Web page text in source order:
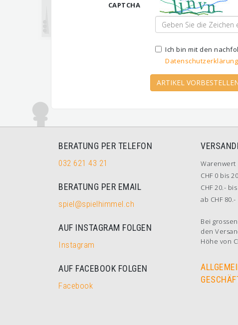
CAPTCHA
Ich bin mit den
Datenschutzerklärung
ARTIKEL
BERATUNG PER TELEFON
032 621 43 21
BERATUNG PER EMAIL
spiel@spielhimmel.ch
AUF INSTAGRAM FOLGEN
Instagram
AUF FACEBOOK FOLGEN
Facebook
Warenwert
CHF 0 bis
CHF 20.-
ab CHF 80.-
Bei
den
Höhe von